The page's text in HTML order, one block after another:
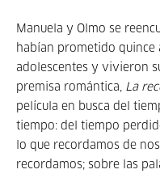
Manuela y Olmo se
habían prometido quince
adolescentes y vivieron
premisa romántica, La
película en busca del
tiempo: del tiempo
lo que recordamos de
recordamos; sobre las